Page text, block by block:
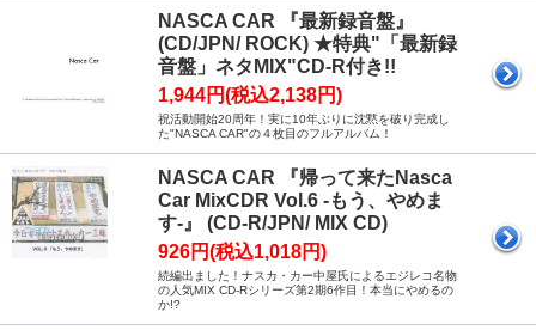
NASCA CAR 『最新録音盤』
(CD/JPN/ ROCK) ★特典"「最新録
音盤」ネタMIX"CD-R付き!!
1,944円(税込2,138円)
祝活動開始20周年！実に10年ぶりに沈黙を破り完成し
た"NASCA CAR"の４枚目のフルアルバム！
NASCA CAR 『帰って来たNasca
Car MixCDR Vol.6 -もう、やめま
す-』 (CD-R/JPN/ MIX CD)
926円(税込1,018円)
続編出ました！ナスカ・カー中屋氏によるエジレコ名物
の人気MIX CD-Rシリーズ第2期6作目！本当にやめるの
か!?